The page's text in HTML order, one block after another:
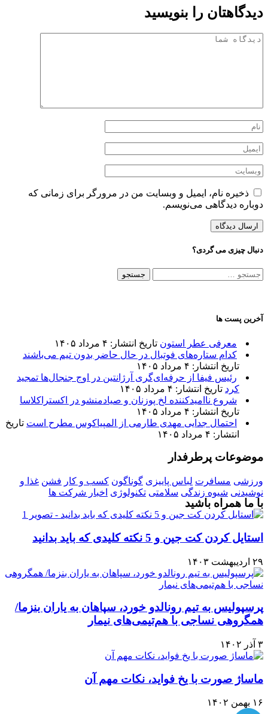
دیدگاهتان را بنویسید
ذخیره نام، ایمیل و وبسایت من در مرورگر برای زمانی که
دوباره دیدگاهی می‌نویسم.
دنبال چیزی می گردی؟
جستجو
آخرین پست ها
معرفی عطر استون تاریخ انتشار: ۴ مرداد ۱۴۰۵
کدام ستاره‌های فوتبال در حال حاضر بدون تیم می‌باشند
تاریخ انتشار: ۴ مرداد ۱۴۰۵
رئیس فیفا از حرفه‌ای‌گری آرژانتین در اوج جنجال‌ها تمجید
کرد تاریخ انتشار: ۴ مرداد ۱۴۰۵
شروع ناامیدکننده لخ پوزنان و صیادمنشو در اکستراکلاسا
تاریخ انتشار: ۴ مرداد ۱۴۰۵
احتمال جدایی مهدی طارمی از المپیاکوس مطرح است تاریخ
انتشار: ۴ مرداد ۱۴۰۵
موضوعات پرطرفدار
ورزشی مسافرت لباس پاییزی گوناگون کسب و کار فشن غذا و
نوشیدنی شیوه زندگی سلامتی تکنولوژی اخبار شرکت ها
با ما همراه باشید
استایل کردن کت جین و 5 نکته کلیدی که باید بدانید
۲۹ اردیبهشت ۱۴۰۳
پرسپولیس به تیم رونالدو خورد، سپاهان به یاران بنزما/
همگروهی نساجی با هم‌تیمی‌های نیمار
۳ آذر ۱۴۰۲
ماساژ صورت با یخ فواید، نکات مهم آن
۱۶ بهمن ۱۴۰۲